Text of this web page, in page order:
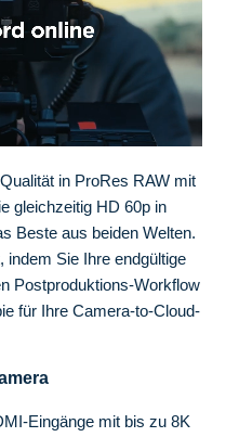
in ProRes RAW mit
gleichzeitig HD 60p in
Beste aus beiden Welten.
indem Sie Ihre endgültige
Postproduktions-Workflow
für Ihre Camera-to-Cloud-
Eingänge mit bis zu 8K